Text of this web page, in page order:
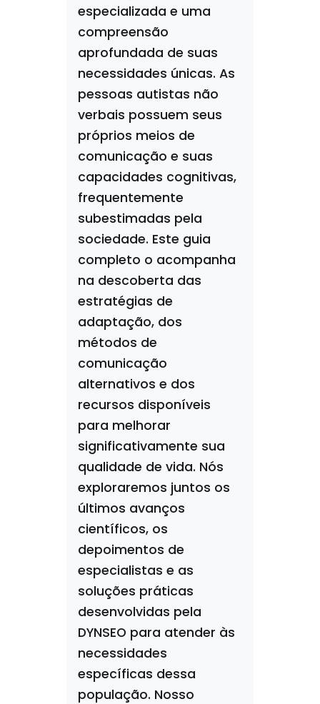
especializada e uma
compreensão
aprofundada de suas
necessidades únicas. As
pessoas autistas não
verbais possuem seus
próprios meios de
comunicação e suas
capacidades cognitivas,
frequentemente
subestimadas pela
sociedade. Este guia
completo o acompanha
na descoberta das
estratégias de
adaptação, dos
métodos de
comunicação
alternativos e dos
recursos disponíveis
para melhorar
significativamente sua
qualidade de vida. Nós
exploraremos juntos os
últimos avanços
científicos, os
depoimentos de
especialistas e as
soluções práticas
desenvolvidas pela
DYNSEO para atender às
necessidades
específicas dessa
população. Nosso